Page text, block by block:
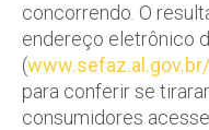
concorrendo. O
endereço eletrônico
(
para conferir se
consumidores